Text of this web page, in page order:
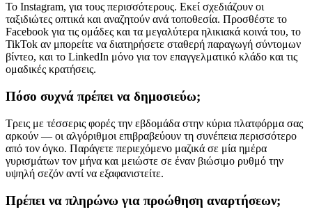
Το Instagram, για τους περισσότερους. Εκεί σχεδιάζουν οι
ταξιδιώτες οπτικά και αναζητούν ανά τοποθεσία. Προσθέστε το
Facebook για τις ομάδες και τα μεγαλύτερα ηλικιακά κοινά του, το
TikTok αν μπορείτε να διατηρήσετε σταθερή παραγωγή σύντομων
βίντεο, και το LinkedIn μόνο για τον επαγγελματικό κλάδο και τις
ομαδικές κρατήσεις.
Πόσο συχνά πρέπει να δημοσιεύω;
Τρεις με τέσσερις φορές την εβδομάδα στην κύρια πλατφόρμα σας
αρκούν — οι αλγόριθμοι επιβραβεύουν τη συνέπεια περισσότερο
από τον όγκο. Παράγετε περιεχόμενο μαζικά σε μία ημέρα
γυρισμάτων τον μήνα και μειώστε σε έναν βιώσιμο ρυθμό την
υψηλή σεζόν αντί να εξαφανιστείτε.
Πρέπει να πληρώνω για προώθηση αναρτήσεων;